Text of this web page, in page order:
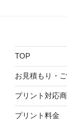
TOP
お見積もり・
プリント対応
プリント料金